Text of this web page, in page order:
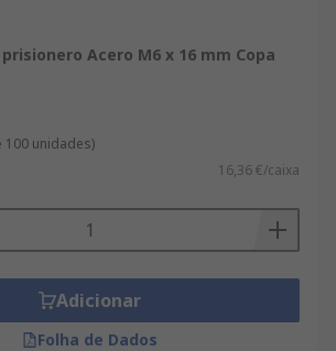
prisionero Acero M6 x 16 mm Copa
100 unidades)
16,36 €/caixa
Adicionar
Folha de Dados